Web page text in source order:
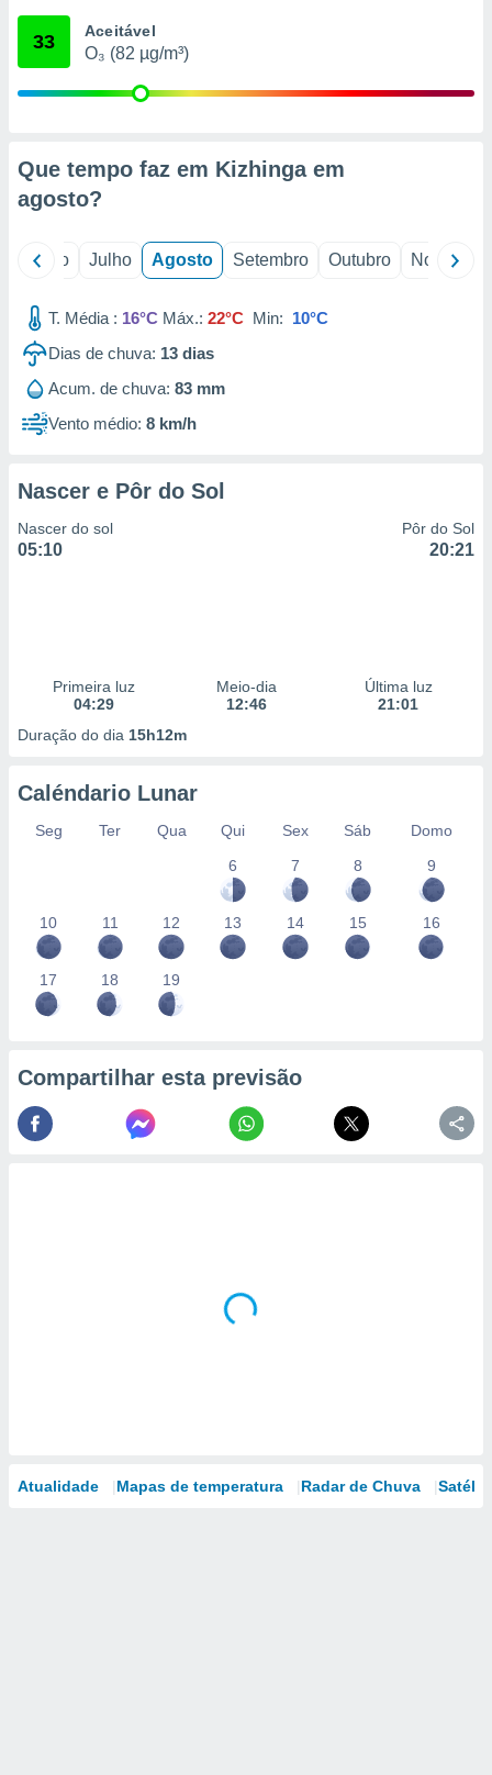
através
1199
33 Aceitável
O₃ (82 µg/m³)
Que tempo faz em Kizhinga em
agosto?
Junho Julho Agosto Setembro Outubro Novembro
T. Média : 16°C Máx.: 22°C Min: 10°C
Dias de chuva: 13 dias
Acum. de chuva: 83 mm
Vento médio: 8 km/h
Nascer e Pôr do Sol
Nascer do sol
05:10
Pôr do Sol
20:21
Primeira luz
04:29
Meio-dia
12:46
Última luz
21:01
Duração do dia 15h12m
Caléndario Lunar
Seg Ter Qua Qui Sex Sáb
Domo
6
7 8 9
10 11 12 13 14 15 16
17 18 19
Compartilhar esta previsão
Atualidade Mapas de temperatura Radar de Chuva